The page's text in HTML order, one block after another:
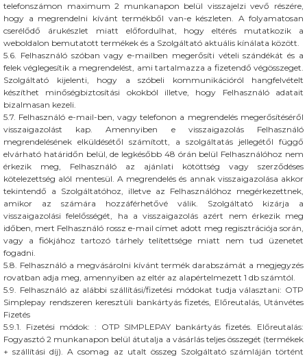
telefonszámon maximum 2 munkanapon belül visszajelzi vevő részére,
hogy a megrendelni kívánt termékből van-e készleten. A folyamatosan
cserélődő árukészlet miatt előfordulhat, hogy eltérés mutatkozik a
weboldalon bemutatott termékek és a Szolgáltató aktuális kínálata között.
5.6. Felhasználó szóban vagy e-mailben megerősíti vételi szándékát és a
felek véglegesítik a megrendelést, ami tartalmazza a fizetendő végösszeget.
Szolgáltató kijelenti, hogy a szóbeli kommunikációról hangfelvételt
készíthet minőségbiztosítási okokból illetve, hogy Felhasználó adatait
bizalmasan kezeli.
5.7. Felhasználó e-mail-ben, vagy telefonon a megrendelés megerősítéséről
visszaigazolást kap. Amennyiben e visszaigazolás Felhasználó
megrendelésének elküldésétől számított, a szolgáltatás jellegétől függő
elvárható határidőn belül, de legkésőbb 48 órán belül Felhasználóhoz nem
érkezik meg, Felhasználó az ajánlati kötöttség vagy szerződéses
kötelezettség alól mentesül. A megrendelés és annak visszaigazolása akkor
tekintendő a Szolgáltatóhoz, illetve az Felhasználóhoz megérkezettnek,
amikor az számára hozzáférhetővé válik. Szolgáltató kizárja a
visszaigazolási felelősségét, ha a visszaigazolás azért nem érkezik meg
időben, mert Felhasználó rossz e-mail címet adott meg regisztrációja során,
vagy a fiókjához tartozó tárhely telítettsége miatt nem tud üzenetet
fogadni.
5.8. Felhasználó a megvásárolni kívánt termék darabszámát a megjegyzés
rovatban adja meg, amennyiben az eltér az alapértelmezett 1 db számtól.
5.9. Felhasználó az alábbi szállítási/fizetési módokat tudja választani: OTP
Simplepay rendszeren keresztüli bankártyás fizetés, Előreutalás, Utánvétes
Fizetés
5.9.1. Fizetési módok: : OTP SIMPLEPAY bankártyás fizetés. Előreutalás:
Fogyasztó 2 munkanapon belül átutalja a vásárlás teljes összegét (termékek
+ szállítási díj). A csomag az utalt összeg Szolgáltató számláján történt